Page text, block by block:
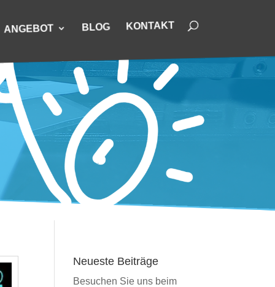
ANGEBOT BLOG KONTAKT
Neueste Beiträge
Besuchen Sie uns beim